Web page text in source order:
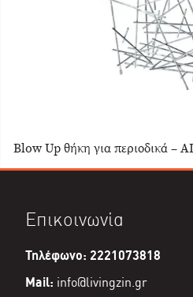
Blow Up θήκη για περιοδικά –
Επικοινωνία
Τηλέφωνο: 2221073818
Mail: info@livingzin.gr